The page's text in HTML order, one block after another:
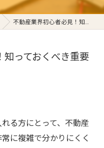
不動産業界初心者必見！知っておくべき重要ポイントとは？
知っておくべき重要
る方にとって、不動産
に複雑で分かりにくく